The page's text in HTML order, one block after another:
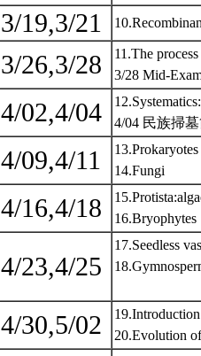
3/19,3/21
3/26,3/28
11.The
3/28 Mid-
4/02,4/04
4/04 民族掃
4/09,4/11
14.Fungi
4/16,4/18
16.Bryophytes
4/23,4/25
17.Seedless
4/30,5/02
20.Evolution